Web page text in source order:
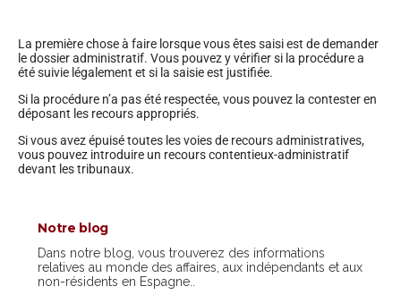
La première chose à faire lorsque vous êtes saisi est de demander
le dossier administratif. Vous pouvez y vérifier si la procédure a
été suivie légalement et si la saisie est justifiée.
Si la procédure n’a pas été respectée, vous pouvez la contester en
déposant les recours appropriés.
Si vous avez épuisé toutes les voies de recours administratives,
vous pouvez introduire un recours contentieux-administratif
devant les tribunaux.
Notre blog
Dans notre blog, vous trouverez des informations
relatives au monde des affaires, aux indépendants et aux
non-résidents en Espagne..